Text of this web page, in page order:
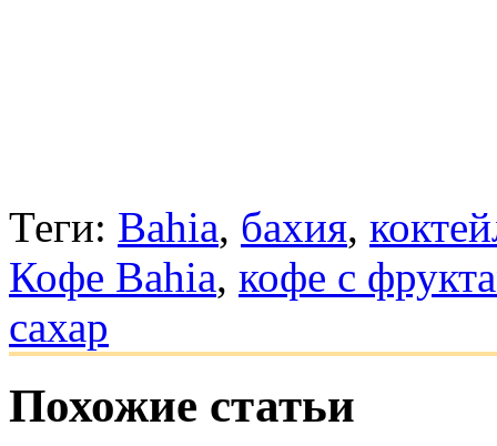
Теги: Bahia, бахия,
Кофе Bahia, кофе с
сахар
Похожие статьи